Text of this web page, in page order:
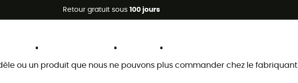
Retour gratuit sous 100 jours
Promos d'été 🔥 -5 % EXTRA dès 2 produits* code Summer5
ou un produit que nous ne pouvons plus commander chez le fabriquant.